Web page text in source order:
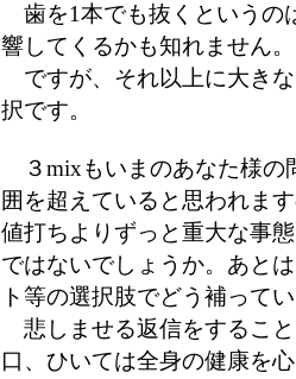
歯を1本でも抜くというの
響してくるかも知れません。
ですが、それ以上に大き
択です。
３mixもいまのあなた様の
囲を超えていると思われま
値打ちよりずっと重大な事
ではないでしょうか。あと
ト等の選択肢でどう補って
悲しませる返信をするこ
口、ひいては全身の健康を